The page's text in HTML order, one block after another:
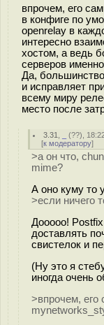
впрочем, его
в конфиге по
openrelay в
интересно
хостом, а ведь
серверов
Да, большинство
и исправляет
всему миру
место после
3.31 (??),
[к модератору]
>а он что,
mime?
А оно куму то
>если ничего
Дооооо!
доставлять
свистелок и
(Ну это я
иногда очень
>впрочем, его